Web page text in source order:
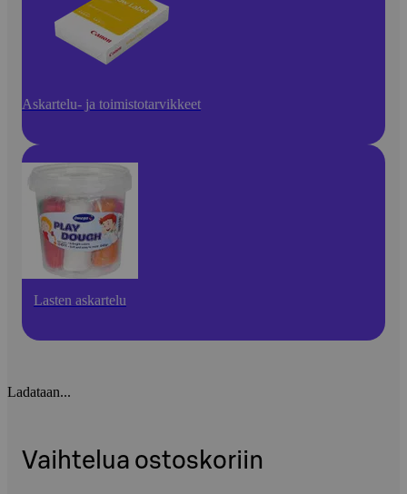
Askartelu- ja toimistotarvikkeet
Lasten askartelu
Ladataan...
Vaihtelua ostoskoriin